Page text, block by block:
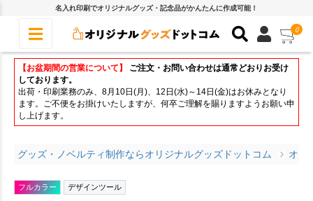
名入れ印刷でオリジナルグッズ・記念品がかんたんに作成可能！
0
【お盆期間の営業について】
ご注文・お問い合わせは通常どおりお受け
しております。
出荷・印刷業務のみ、8月10日(月)、12日(水)～14日(金)はお休みとなり
ます。ご不便をお掛けいたしますが、何卒ご理解を賜りますようお願い申
し上げます。
グッズ・ノベルティ制作ならオリジナルグッズドットコム オリ
フルカラー デザインツール